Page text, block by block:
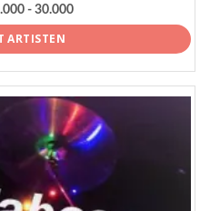
- 30.000
ARTISTEN